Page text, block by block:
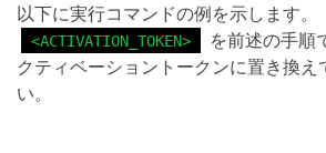
以下に実行コマンドの例を示します。
<ACTIVATION_TOKEN>
を前述の手順
クティベーショントークンに置き換え
い。